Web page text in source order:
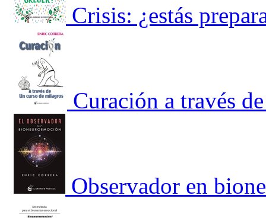
Crisis: ¿estás
Curación a través
Observador en